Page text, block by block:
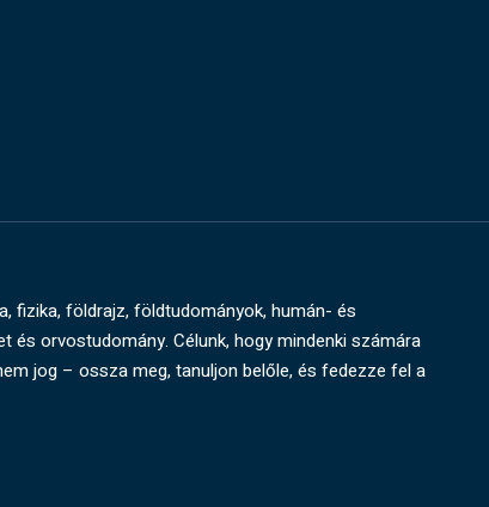
fizika, földrajz, földtudományok, humán- és
és orvostudomány. Célunk, hogy mindenki számára
jog – ossza meg, tanuljon belőle, és fedezze fel a